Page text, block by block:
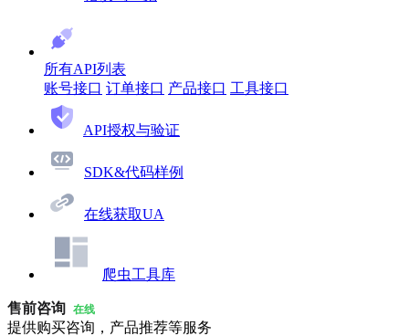
所有API列表
账号接口 订单接口 产品接口 工具接口
API授权与验证
SDK&代码样例
在线获取UA
爬虫工具库
售前咨询 在线
提供购买咨询，产品推荐等服务